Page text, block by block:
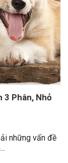
3 Phân, Nhỏ
những vấn đề